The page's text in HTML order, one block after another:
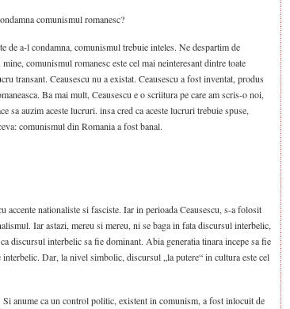
comunismul romanesc?
de a-l condamna, comunismul trebuie inteles. Ne despartim de
comunismul romanesc este cel mai neinteresant dintre toate
transant. Ceausescu nu a existat. Ceausescu a fost inventat, produs
Ba mai mult, Ceausescu e o scriitura pe care am scris-o noi,
sa auzim aceste lucruri. insa cred ca aceste lucruri trebuie spuse,
comunismul din Romania a fost banal.
nationaliste si fasciste. Iar in perioada Ceausescu, s-a folosit
Iar astazi, mereu si mereu, ni se baga in fata discursul interbelic,
discursul interbelic sa fie dominant. Abia generatia tinara incepe sa fie
interbelic. Dar, la nivel simbolic, discursul „la putere“ in cultura este cel
anume ca un control politic, existent in comunism, a fost inlocuit de